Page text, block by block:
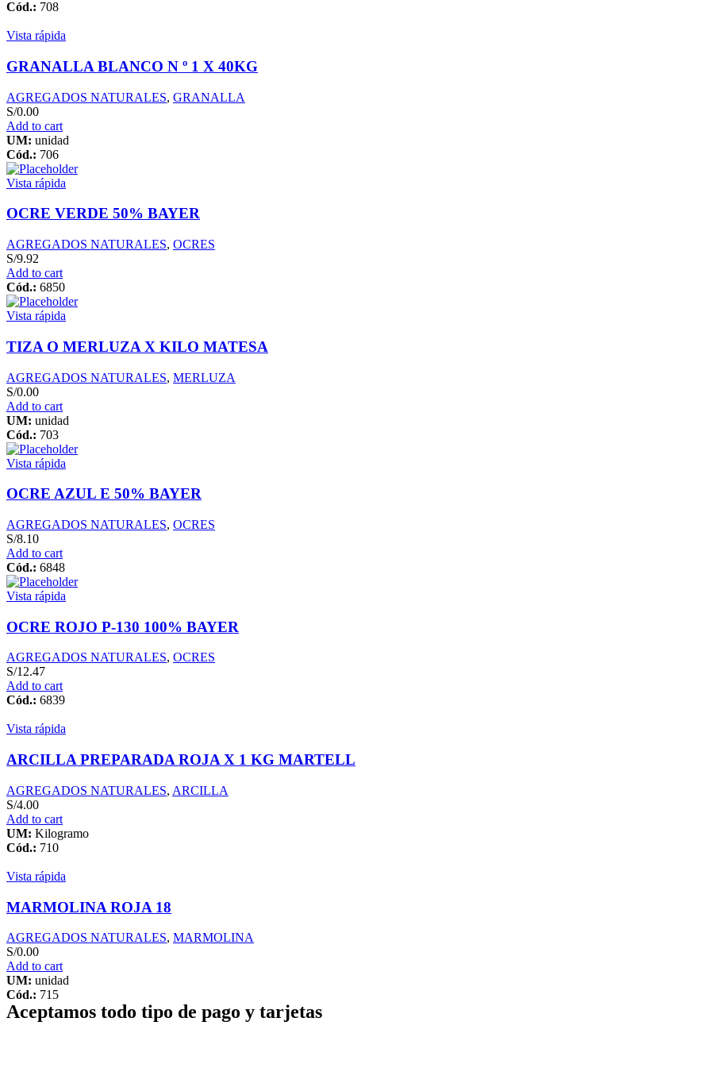
Cód.: 708
Vista rápida
GRANALLA BLANCO N º 1 X 40KG
AGREGADOS NATURALES, GRANALLA
S/0.00
Add to cart
UM: unidad
Cód.: 706
Vista rápida
OCRE VERDE 50% BAYER
AGREGADOS NATURALES, OCRES
S/9.92
Add to cart
Cód.: 6850
Vista rápida
TIZA O MERLUZA X KILO MATESA
AGREGADOS NATURALES, MERLUZA
S/0.00
Add to cart
UM: unidad
Cód.: 703
Vista rápida
OCRE AZUL E 50% BAYER
AGREGADOS NATURALES, OCRES
S/8.10
Add to cart
Cód.: 6848
Vista rápida
OCRE ROJO P-130 100% BAYER
AGREGADOS NATURALES, OCRES
S/12.47
Add to cart
Cód.: 6839
Vista rápida
ARCILLA PREPARADA ROJA X 1 KG MARTELL
AGREGADOS NATURALES, ARCILLA
S/4.00
Add to cart
UM: Kilogramo
Cód.: 710
Vista rápida
MARMOLINA ROJA 18
AGREGADOS NATURALES, MARMOLINA
S/0.00
Add to cart
UM: unidad
Cód.: 715
Aceptamos todo tipo de pago y tarjetas